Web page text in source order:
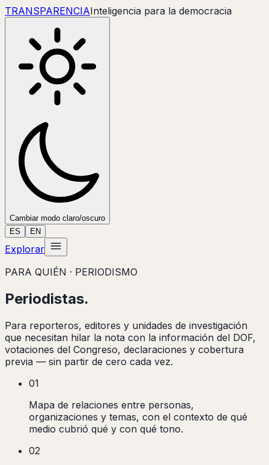
TRANSPARENCIAInteligencia para la democracia
Cambiar modo claro/oscuro
ES
EN
Explorar
PARA QUIÉN · PERIODISMO
Periodistas.
Para reporteros, editores y unidades de investigación
que necesitan hilar la nota con la información del DOF,
votaciones del Congreso, declaraciones y cobertura
previa — sin partir de cero cada vez.
01
Mapa de relaciones entre personas,
organizaciones y temas, con el contexto de qué
medio cubrió qué y con qué tono.
02